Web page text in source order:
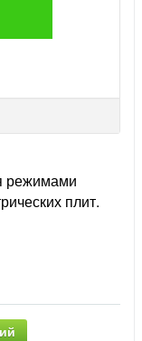
режимами
плит.